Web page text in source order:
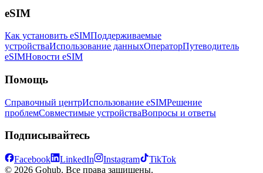
eSIM
Как установить eSIMПоддерживаемые
устройстваИспользование данныхОператорПутеводитель
eSIMНовости eSIM
Помощь
Справочный центрИспользование eSIMРешение
проблемСовместимые устройстваВопросы и ответы
Подписывайтесь
Facebook LinkedIn Instagram
TikTok
© 2026 Gohub. Все права защищены.